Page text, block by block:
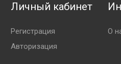
Личный кабинет
Регистрация
Авторизация
О